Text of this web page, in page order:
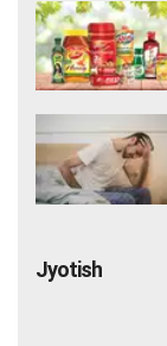
Jyotish